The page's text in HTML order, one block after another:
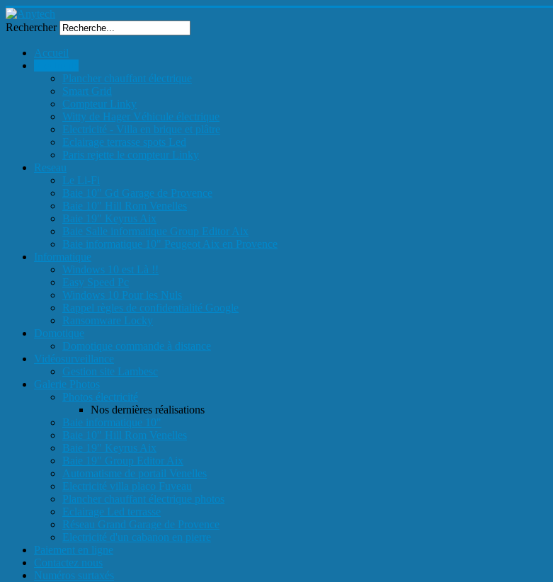
Rechercher
Accueil
Plancher chauffant électrique
Smart Grid
Compteur Linky
Witty de Hager Véhicule électrique
Electricité - Villa en brique et plâtre
Eclairage terrasse spots Led
Paris rejette le compteur Linky
Reseau
Le Li-Fi
Baie 10" Gd Garage de Provence
Baie 10" Hill Rom Venelles
Baie 19" Keyrus Aix
Baie Salle informatique Group Editor Aix
Baie informatique 10" Peugeot Aix en Provence
Informatique
Windows 10 est Là !!
Easy Speed Pc
Windows 10 Pour les Nuls
Rappel règles de confidentialité Google
Ransomware Locky
Domotique
Domotique commande à distance
Vidéosurveillance
Gestion site Lambesc
Galerie Photos
Photos électricité
Nos dernières réalisations
Baie informatique 10"
Baie 10" Hill Rom Venelles
Baie 19" Keyrus Aix
Baie 19" Group Editor Aix
Automatisme de portail Venelles
Electricité villa placo Fuveau
Plancher chauffant électrique photos
Eclairage Led terrasse
Réseau Grand Garage de Provence
Electricité d'un cabanon en pierre
Paiement en ligne
Contactez nous
Numéros surtaxés